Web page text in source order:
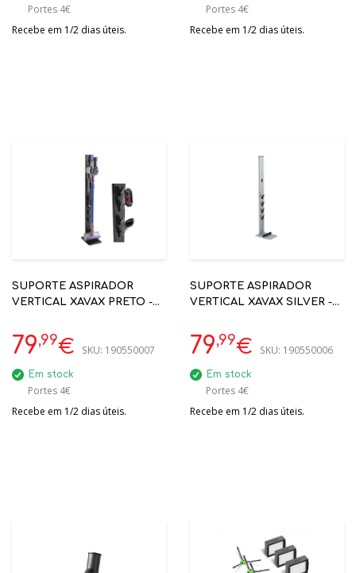
Portes 4€
Recebe em 1/2 dias úteis.
Portes 4€
Recebe em 1/2 dias úteis.
SUPORTE ASPIRADOR
VERTICAL XAVAX PRETO -
79,99€ SKU: 190550007
Em stock
Portes 4€
Recebe em 1/2 dias úteis.
SUPORTE ASPIRADOR
VERTICAL XAVAX SILVER -
79,99€ SKU: 190550006
Em stock
Portes 4€
Recebe em 1/2 dias úteis.